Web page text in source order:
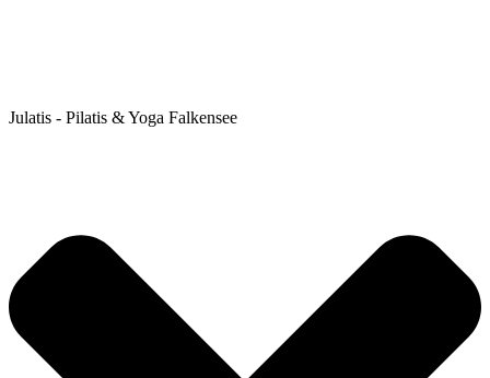
Julatis - Pilatis & Yoga Falkensee